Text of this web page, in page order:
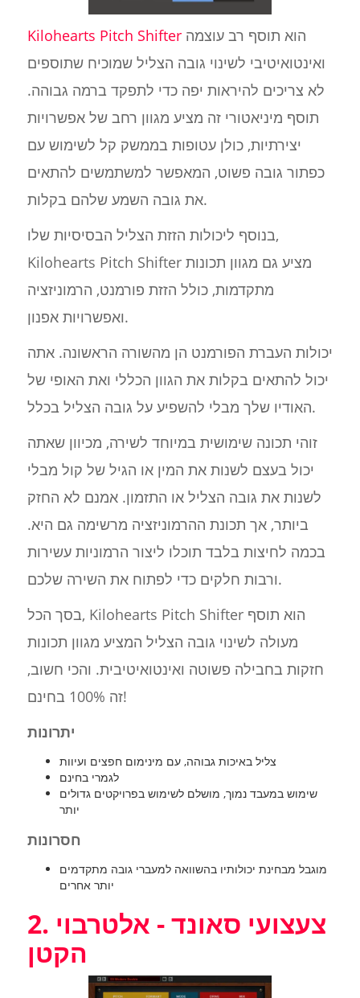
Kilohearts Pitch Shifterהוא תוסף רב עוצמה
ואינטואיטיבי לשינוי גובה הצליל שמוכיח שתוספים
לא צריכים להיראות יפה כדי לתפקד ברמה גבוהה.
תוסף מיניאטורי זה מציע מגוון רחב של אפשרויות
יצירתיות, כולן עטופות בממשק קל לשימוש עם
כפתור גובה פשוט, המאפשר למשתמשים להתאים
את גובה השמע שלהם בקלות.
בנוסף ליכולות הזזת הצליל הבסיסיות שלו,
Kilohearts Pitch Shifter מציע גם מגוון תכונות
מתקדמות, כולל הזזת פורמנט, הרמוניזציה
ואפשרויות אפנון.
יכולות העברת הפורמנט הן מהשורה הראשונה. אתה
יכול להתאים בקלות את הגוון הכללי ואת האופי של
האודיו שלך מבלי להשפיע על גובה הצליל בכלל.
זוהי תכונה שימושית במיוחד לשירה, מכיוון שאתה
יכול בעצם לשנות את המין או הגיל של קול מבלי
לשנות את גובה הצליל או התזמון. אמנם לא החזק
ביותר, אך תכונת ההרמוניזציה מרשימה גם היא.
בכמה לחיצות בלבד תוכלו ליצור הרמוניות עשירות
ורבות חלקים כדי לפתוח את השירה שלכם.
בסך הכל, Kilohearts Pitch Shifter הוא תוסף
מעולה לשינוי גובה הצליל המציע מגוון תכונות
חזקות בחבילה פשוטה ואינטואיטיבית. והכי חשוב,
זה 100% בחינם!
יתרונות
צליל באיכות גבוהה, עם מינימום חפצים ועיוות
לגמרי בחינם
שימוש במעבד נמוך, מושלם לשימוש בפרויקטים גדולים
יותר
חסרונות
מוגבל מבחינת יכולותיו בהשוואה למעברי גובה מתקדמים
יותר אחרים
2. צעצועי סאונד - אלטרבוי
הקטן